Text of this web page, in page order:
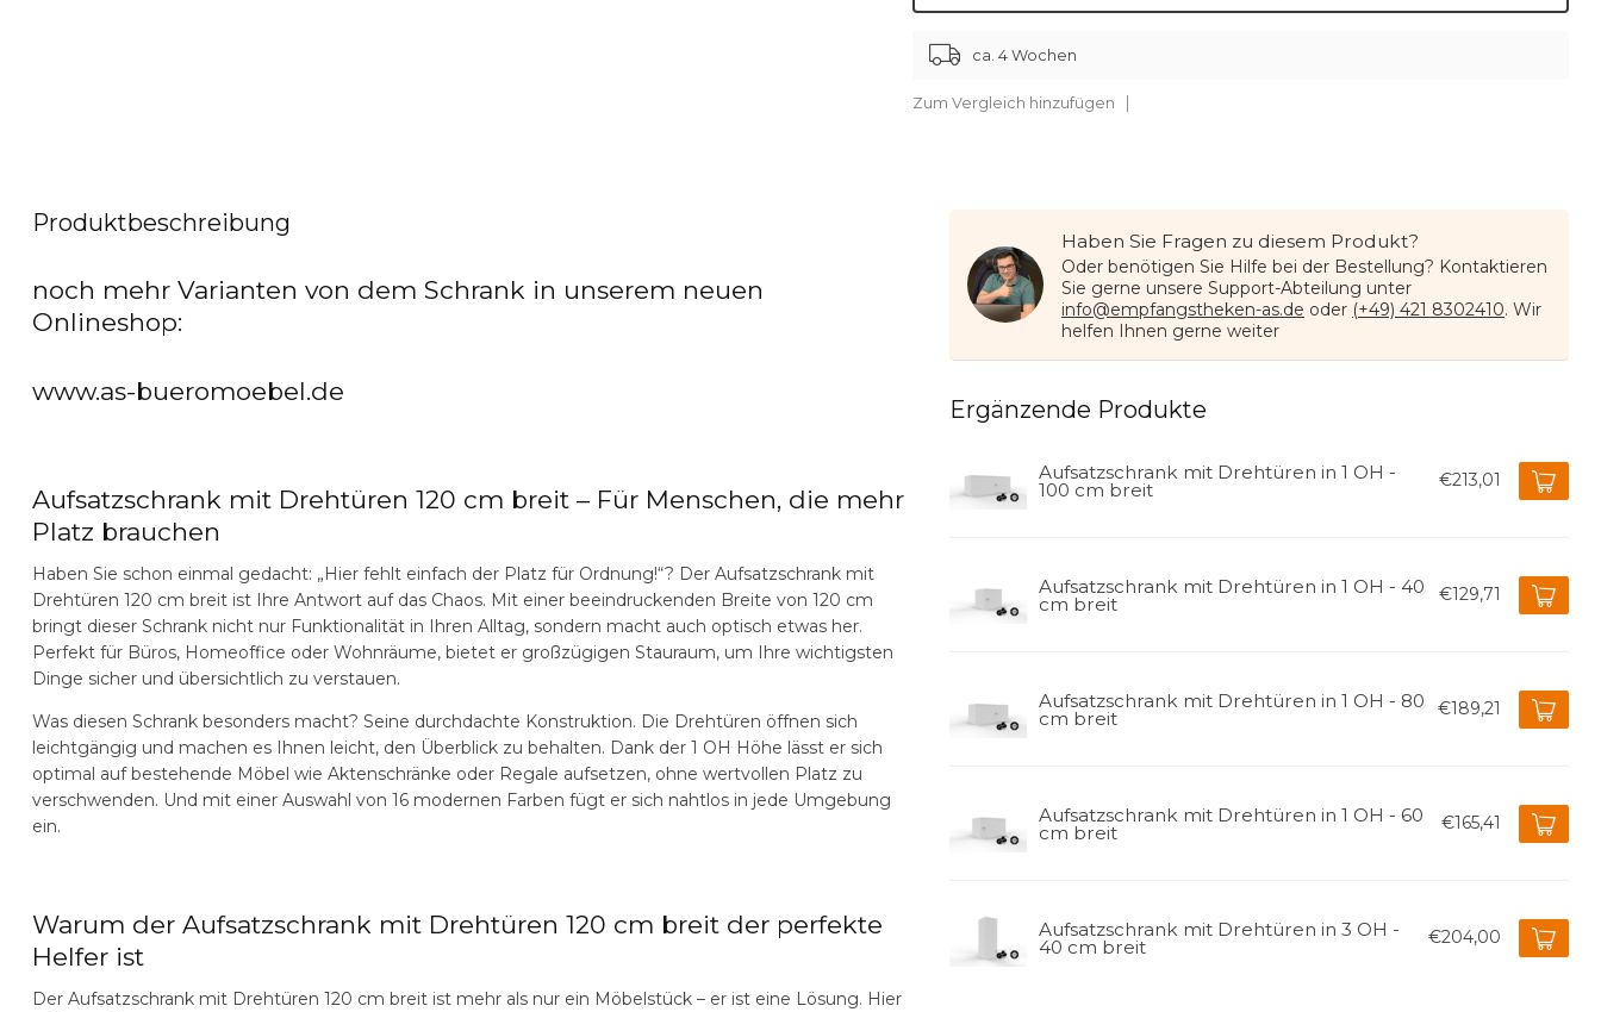
ca. 4 Wochen
Zum Vergleich hinzufügen
Produktbeschreibung
noch mehr Varianten von dem Schrank in unserem neuen
Onlineshop:
www.as-bueromoebel.de
Aufsatzschrank mit Drehtüren 120 cm breit – Für Menschen, die mehr
Platz brauchen
Haben Sie schon einmal gedacht: „Hier fehlt einfach der Platz für Ordnung!“? Der Aufsatzschrank mit
Drehtüren 120 cm breit ist Ihre Antwort auf das Chaos. Mit einer beeindruckenden Breite von 120 cm
bringt dieser Schrank nicht nur Funktionalität in Ihren Alltag, sondern macht auch optisch etwas her.
Perfekt für Büros, Homeoffice oder Wohnräume, bietet er großzügigen Stauraum, um Ihre wichtigsten
Dinge sicher und übersichtlich zu verstauen.
Was diesen Schrank besonders macht? Seine durchdachte Konstruktion. Die Drehtüren öffnen sich
leichtgängig und machen es Ihnen leicht, den Überblick zu behalten. Dank der 1 OH Höhe lässt er sich
optimal auf bestehende Möbel wie Aktenschränke oder Regale aufsetzen, ohne wertvollen Platz zu
verschwenden. Und mit einer Auswahl von 16 modernen Farben fügt er sich nahtlos in jede Umgebung
ein.
Warum der Aufsatzschrank mit Drehtüren 120 cm breit der perfekte
Helfer ist
Der Aufsatzschrank mit Drehtüren 120 cm breit ist mehr als nur ein Möbelstück – er ist eine Lösung. Hier
Haben Sie Fragen zu diesem Produkt?
Oder benötigen Sie Hilfe bei der Bestellung? Kontaktieren
Sie gerne unsere Support-Abteilung unter
info@empfangstheken-as.de oder (+49) 421 8302410. Wir
helfen Ihnen gerne weiter
Ergänzende Produkte
Aufsatzschrank mit Drehtüren in 1 OH -
100 cm breit €213,01
Aufsatzschrank mit Drehtüren in 1 OH - 40
cm breit €129,71
Aufsatzschrank mit Drehtüren in 1 OH - 80
cm breit €189,21
Aufsatzschrank mit Drehtüren in 1 OH - 60
cm breit €165,41
Aufsatzschrank mit Drehtüren in 3 OH -
40 cm breit €204,00